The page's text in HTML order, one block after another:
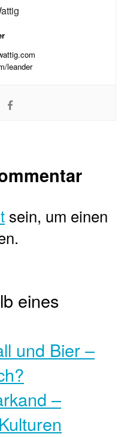
leander
sein, um einen
eines
und Bier –
–